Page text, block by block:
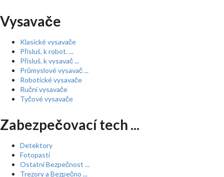
Vysavače
Klasické vysavače
Přísluš. k robot. ...
Přísluš. k vysavač ...
Průmyslové vysavač ...
Robotické vysavače
Ruční vysavače
Tyčové vysavače
Zabezpečovací tech ...
Detektory
Fotopasti
Ostatní Bezpečnost ...
Trezory a Bezpečno ...